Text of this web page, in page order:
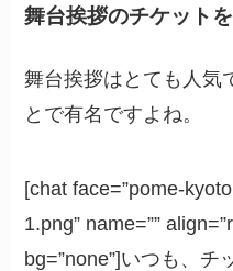
舞台挨拶のチケット
舞台挨拶はとても人気
とで有名ですよね。
[chat face=”pome-
1.png” name=””
bg=”none”]いつも、